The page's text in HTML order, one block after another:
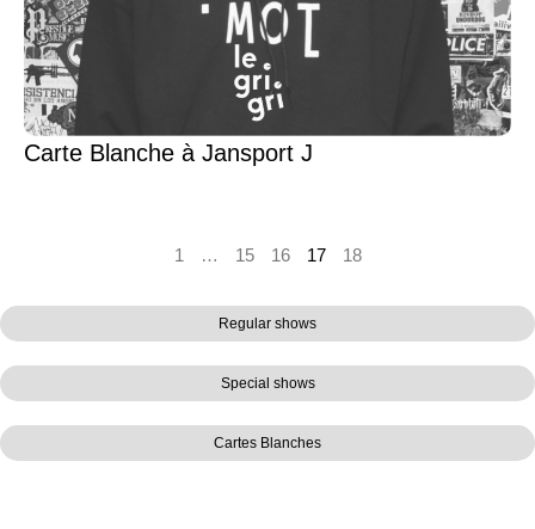
Regular shows
Special shows
Cartes Blanches
Carte Blanche à Jansport J
1 … 15 16 17 18